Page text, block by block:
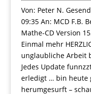
Von: Peter N.
09:35 An: MCD F.B.
Mathe-CD Version
Einmal mehr
unglaubliche Arbeit
Jedes Update
erledigt … bin heute
herumgesurft –